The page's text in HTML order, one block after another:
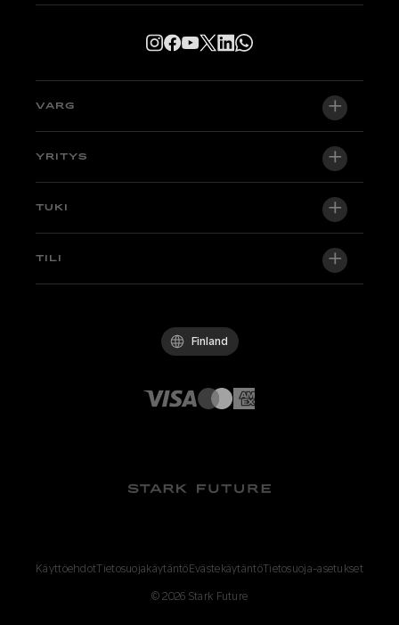
VARG
VARG EX
Factory Edition
Pyöriä varastossa
YRITYS
Tietoa meistä
TUKI
Tuki
Whistleblowing Channel
TILI
Finland
KäyttöehdotTietosuojakäytäntöEvästekäytäntöTietosuoja-asetukset
©2026 Stark Future